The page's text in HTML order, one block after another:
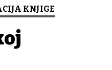
KNJIGE